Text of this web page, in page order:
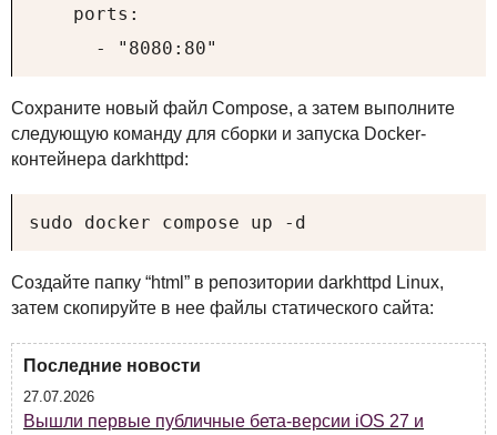
    ports:
      - "8080:80"
Сохраните новый файл Compose, а затем выполните
следующую команду для сборки и запуска Docker-
контейнера darkhttpd:
sudo docker compose up -d
Создайте папку “html” в репозитории darkhttpd Linux,
затем скопируйте в нее файлы статического сайта:
Последние новости
27.07.2026
Вышли первые публичные бета-версии iOS 27 и